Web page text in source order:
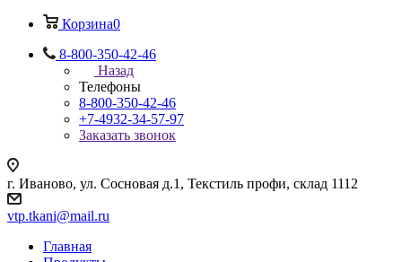
Корзина0
8-800-350-42-46
Назад
Телефоны
8-800-350-42-46
+7-4932-34-57-97
Заказать звонок
г. Иваново, ул. Сосновая д.1, Текстиль профи, склад 1112
vtp.tkani@mail.ru
Главная